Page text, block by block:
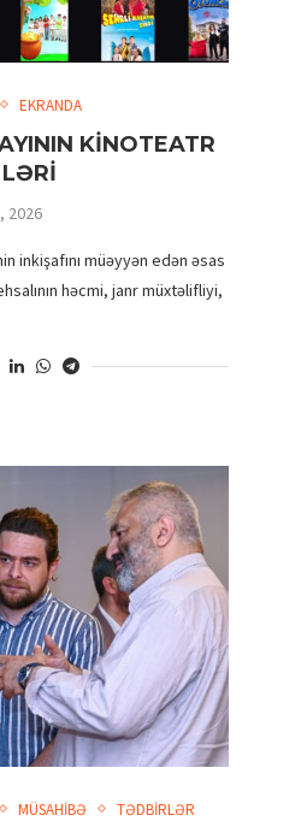
EKRANDA
KİNOTEATR
2026
inkişafını müəyyən edən əsas
həcmi, janr müxtəlifliyi,
MÜSAHİBƏ TƏDBİRLƏR